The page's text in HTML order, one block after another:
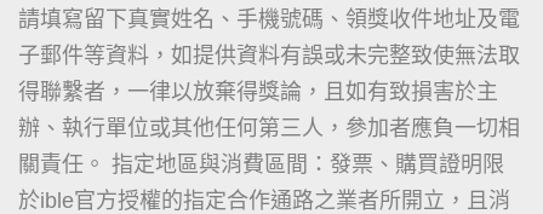
請填寫留下真實姓名、手機號碼、領獎收件地址及電
子郵件等資料，如提供資料有誤或未完整致使無法取
得聯繫者，一律以放棄得獎論，且如有致損害於主
辦、執行單位或其他任何第三人，參加者應負一切相
關責任。 指定地區與消費區間：發票、購買證明限
於ible官方授權的指定合作通路之業者所開立，且消